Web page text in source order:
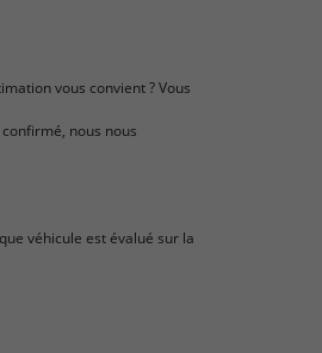
vous convient ? Vous
nous nous
véhicule est évalué sur la